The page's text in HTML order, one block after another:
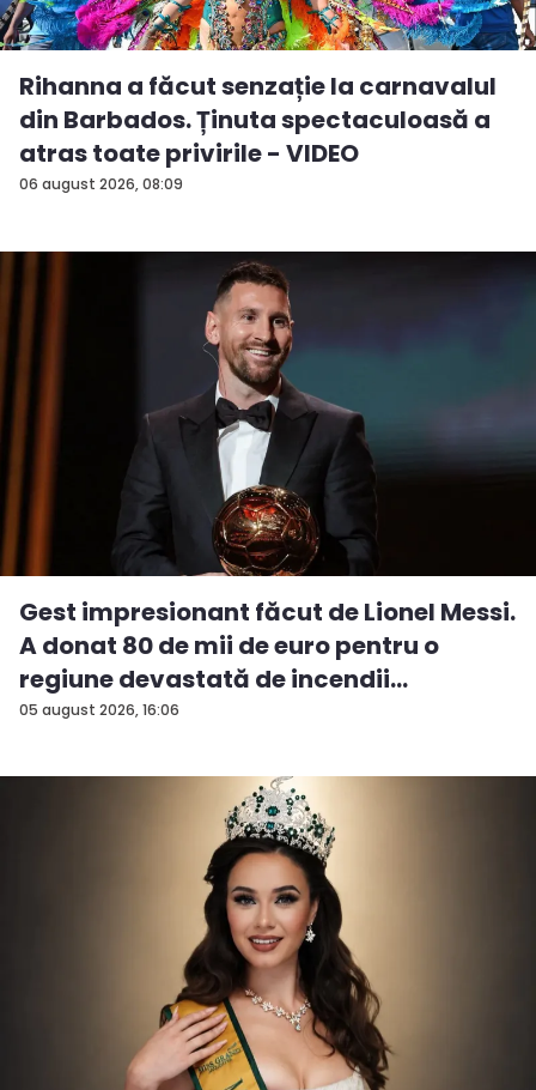
06 august 2026, 08:09
Rihanna a făcut senzație la carnavalul
din Barbados. Ținuta spectaculoasă a
atras toate privirile - VIDEO
05 august 2026, 16:06
Gest impresionant făcut de Lionel Messi.
A donat 80 de mii de euro pentru o
regiune devastată de incendii